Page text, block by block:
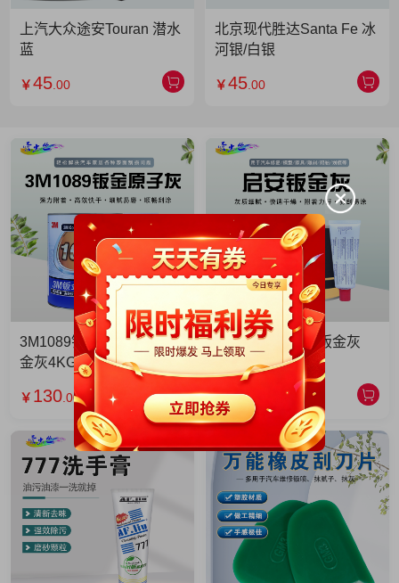
上汽大众途安Touran 潜水
蓝
￥45 .00
北京现代胜达Santa Fe 冰
河银/白银
￥45 .00
3M1089钣金灰 3M1089钣
金灰4KG 单罐
￥ 130 .00
启安钣金灰 启安钣金灰
2KG 单罐
￥49.90